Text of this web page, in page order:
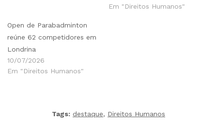
Em "Direitos Humanos"
Open de Parabadminton
reúne 62 competidores em
Londrina
10/07/2026
Em "Direitos Humanos"
Tags: destaque, Direitos Humanos